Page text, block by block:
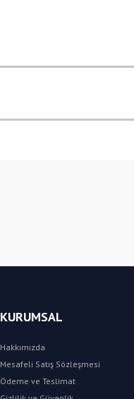
KURUMSAL
Hakkımızda
Mesafeli Satış Sözleşmesi
Ödeme ve Teslimat